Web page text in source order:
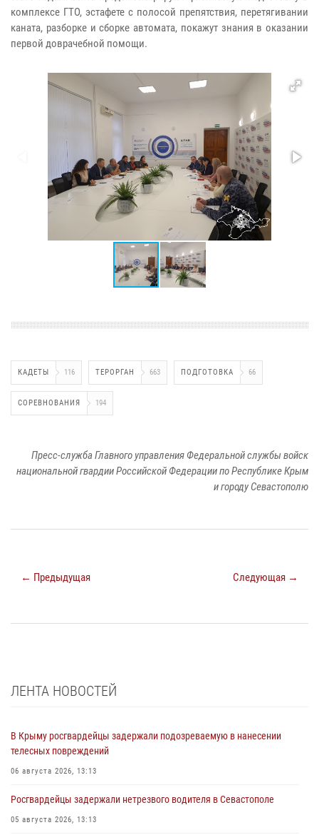
комплексе ГТО, эстафете с полосой препятствия, перетягивании
каната, разборке и сборке автомата, покажут знания в оказании
первой доврачебной помощи.
КАДЕТЫ 116 ТЕРОРГАН 663 ПОДГОТОВКА 66
СОРЕВНОВАНИЯ 194
Пресс-служба Главного управления Федеральной службы войск
национальной гвардии Российской Федерации по Республике Крым
и городу Севастополю
← Предыдущая Следующая →
ЛЕНТА НОВОСТЕЙ
В Крыму росгвардейцы задержали подозреваемую в нанесении
телесных повреждений
06 августа 2026, 13:13
Росгвардейцы задержали нетрезвого водителя в Севастополе
05 августа 2026, 13:13